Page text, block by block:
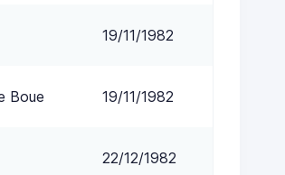
19/11/1982
Boue 19/11/1982
22/12/1982